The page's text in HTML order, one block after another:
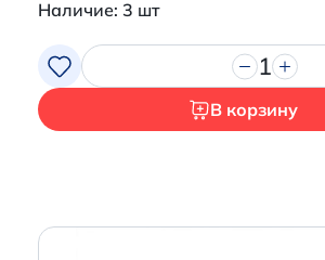
Наличие: 3 шт
1
В корзину